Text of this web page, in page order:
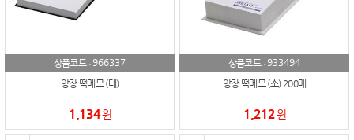
상품코드 :966337
양장 떡메모 (대)
1,134원
상품코드 :933494
양장 떡메모 (소) 200매
1,212원